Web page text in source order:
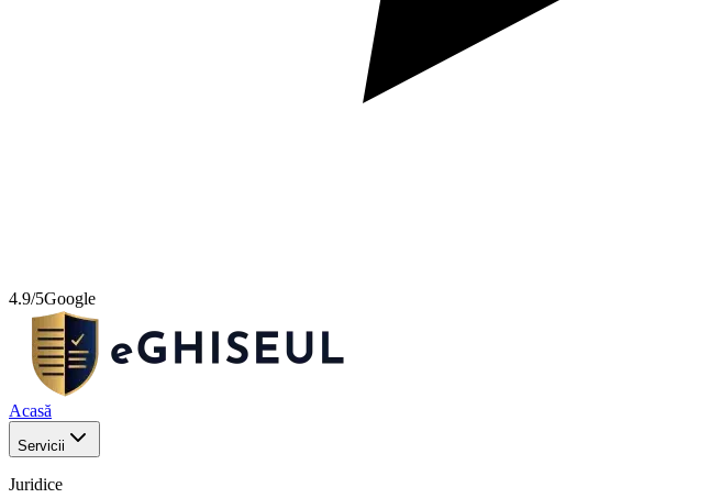
4.9/5Google
Acasă
Servicii
Juridice